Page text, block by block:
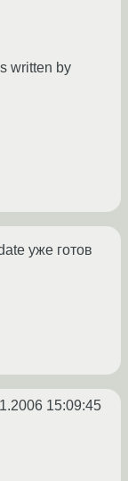
written by
уже готов
15:09:45